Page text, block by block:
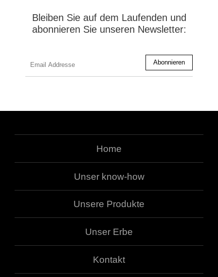
Bleiben Sie auf dem Laufenden und
abonnieren Sie unseren Newsletter:
Home
Unser know-how
Unsere Produkte
Unser Erbe
Kontakt